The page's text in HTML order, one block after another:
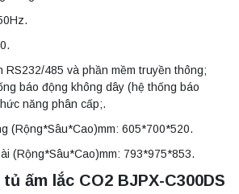
RS232/485 và phần mềm truyền thông;
báo động không dây (hệ thống báo
năng phân cấp;.
(Rộng*Sâu*Cao)mm: 605*700*520.
(Rộng*Sâu*Cao)mm: 793*975*853.
ấm lắc CO2 BJPX-C300DS